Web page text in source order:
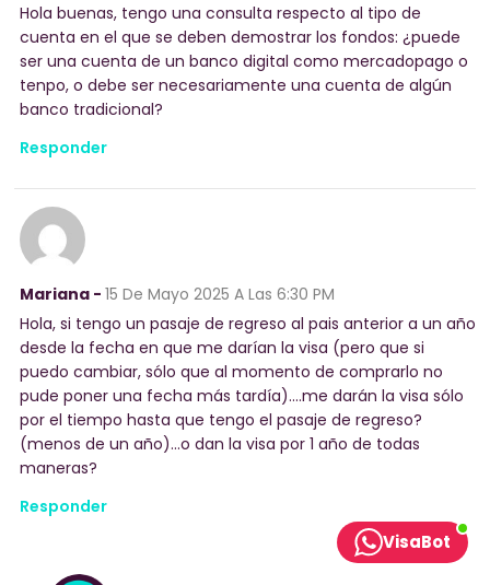
Hola buenas, tengo una consulta respecto al tipo de
cuenta en el que se deben demostrar los fondos: ¿puede
ser una cuenta de un banco digital como mercadopago o
tenpo, o debe ser necesariamente una cuenta de algún
banco tradicional?
Responder
Mariana - 15 De Mayo 2025 A Las 6:30 PM
Hola, si tengo un pasaje de regreso al pais anterior a un año
desde la fecha en que me darían la visa (pero que si
puedo cambiar, sólo que al momento de comprarlo no
pude poner una fecha más tardía)….me darán la visa sólo
por el tiempo hasta que tengo el pasaje de regreso?
(menos de un año)…o dan la visa por 1 año de todas
maneras?
Responder
VisaBot